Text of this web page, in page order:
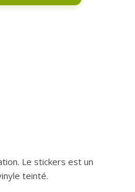
Le stickers est un
teinté.